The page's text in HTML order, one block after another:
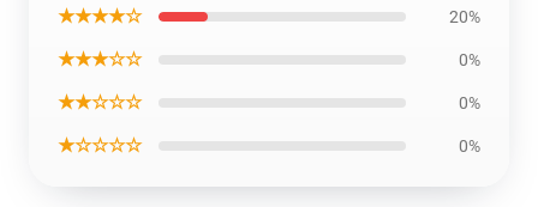
★★★★☆ 20%
★★★☆☆ 0%
★★☆☆☆ 0%
★☆☆☆☆ 0%